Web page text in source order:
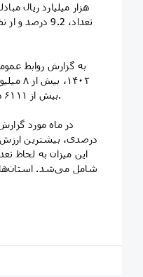
هزار میلیارد ریال
به گزارش روابط
بیش از ۶۱۱۱ هزار میلیارد ریال وصول شده است.
درصدی، بیشترین
شامل می‌شد.